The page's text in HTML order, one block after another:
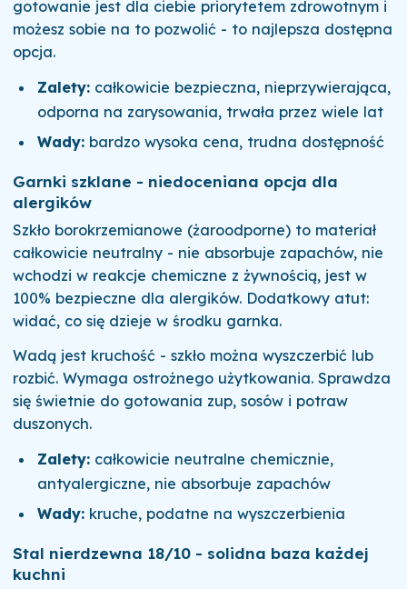
gotowanie jest dla ciebie priorytetem zdrowotnym i
możesz sobie na to pozwolić - to najlepsza dostępna
opcja.
Zalety: całkowicie bezpieczna, nieprzywierająca,
odporna na zarysowania, trwała przez wiele lat
Wady: bardzo wysoka cena, trudna dostępność
Garnki szklane - niedoceniana opcja dla
alergików
Szkło borokrzemianowe (żaroodporne) to materiał
całkowicie neutralny - nie absorbuje zapachów, nie
wchodzi w reakcje chemiczne z żywnością, jest w
100% bezpieczne dla alergików. Dodatkowy atut:
widać, co się dzieje w środku garnka.
Wadą jest kruchość - szkło można wyszczerbić lub
rozbić. Wymaga ostrożnego użytkowania. Sprawdza
się świetnie do gotowania zup, sosów i potraw
duszonych.
Zalety: całkowicie neutralne chemicznie,
antyalergiczne, nie absorbuje zapachów
Wady: kruche, podatne na wyszczerbienia
Stal nierdzewna 18/10 - solidna baza każdej
kuchni